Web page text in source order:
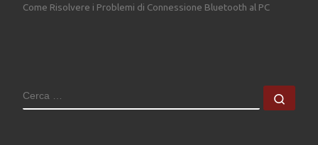
Come Risolvere i Problemi di Connessione Bluetooth al PC
CERCA